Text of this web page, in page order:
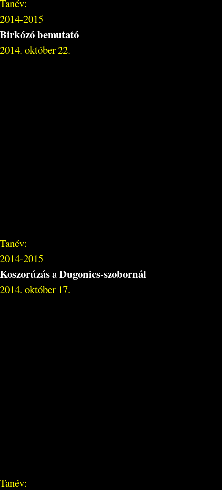
Tanév:
2014-2015
Birkózó bemutató
2014. október 22.
Tanév:
2014-2015
Koszorúzás a Dugonics-szobornál
2014. október 17.
Tanév: